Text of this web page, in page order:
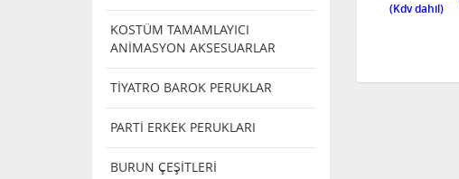
KOSTÜM TAMAMLAYICI
ANİMASYON AKSESUARLAR
TİYATRO BAROK PERUKLAR
PARTİ ERKEK PERUKLARI
BURUN ÇEŞİTLERİ